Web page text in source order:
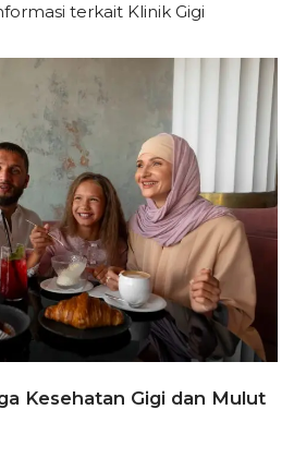
terkait Klinik Gigi
Kesehatan Gigi dan Mulut